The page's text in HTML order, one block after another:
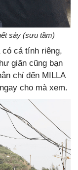
sảy (sưu tầm)
cá tính riêng,
giãn cũng bạn
chỉ đến MILLA
cho mà xem.